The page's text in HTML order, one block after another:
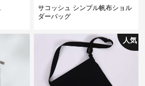
サコッシュ シンプル帆布ショル
ダーバッグ
人気